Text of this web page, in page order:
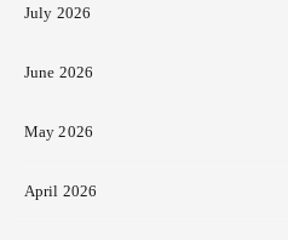
July 2026
June 2026
May 2026
April 2026